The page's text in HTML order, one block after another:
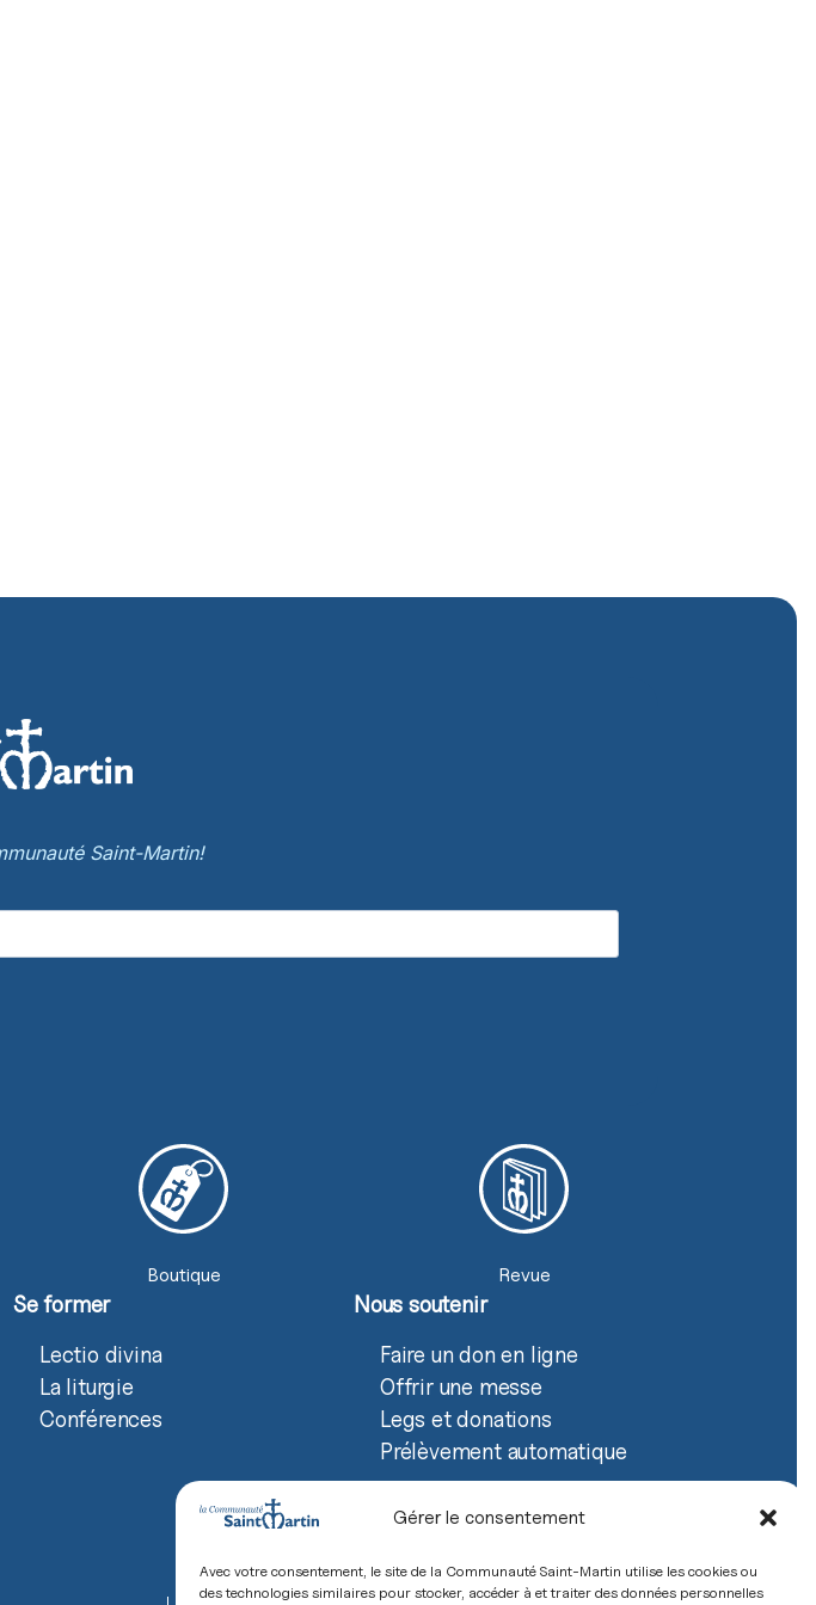
Gérer le consentement
Avec votre consentement, le site de la Communauté Saint-Martin utilise les cookies ou
des technologies similaires pour stocker, accéder à et traiter des données personnelles
Saint-Martin!
Boutique Revue
Se former
Lectio divina
La liturgie
Conférences
Nous soutenir
Faire un don en ligne
Offrir une messe
Legs et donations
Prélèvement automatique